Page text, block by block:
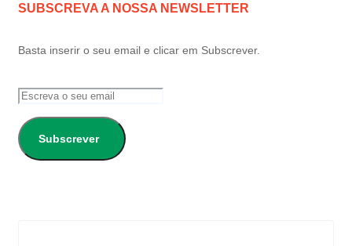
SUBSCREVA A NOSSA NEWSLETTER
Basta inserir o seu email e clicar em Subscrever.
Subscrever